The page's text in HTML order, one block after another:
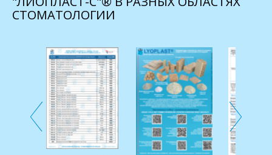
СТОМАТОЛОГИИ